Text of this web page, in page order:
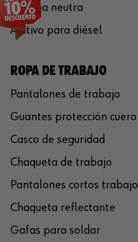
Silicona neutra
Aditivo para diésel
ROPA DE TRABAJO
Pantalones de trabajo
Guantes protección cuero
Casco de seguridad
Chaqueta de trabajo
Pantalones cortos trabajo
Chaqueta reflectante
Gafas para soldar